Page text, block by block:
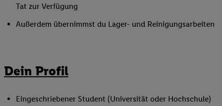
Tat zur Verfügung
Außerdem übernimmst du Lager- und Reinigungsarbeiten
Dein Profil
Eingeschriebener Student (Universität oder Hochschule)